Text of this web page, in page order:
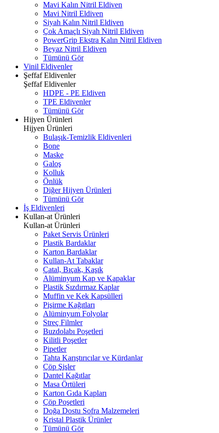
Mavi Kalın Nitril Eldiven
Mavi Nitril Eldiven
Siyah Kalın Nitril Eldiven
Çok Amaçlı Siyah Nitril Eldiven
PowerGrip Ekstra Kalın Nitril Eldiven
Beyaz Nitril Eldiven
Tümünü Gör
Vinil Eldivenler
Şeffaf Eldivenler
Şeffaf Eldivenler
HDPE - PE Eldiven
TPE Eldivenler
Tümünü Gör
Hijyen Ürünleri
Hijyen Ürünleri
Bulaşık-Temizlik Eldivenleri
Bone
Maske
Galoş
Kolluk
Önlük
Diğer Hijyen Ürünleri
Tümünü Gör
İş Eldivenleri
Kullan-at Ürünleri
Kullan-at Ürünleri
Paket Servis Ürünleri
Plastik Bardaklar
Karton Bardaklar
Kullan-At Tabaklar
Çatal, Bıçak, Kaşık
Alüminyum Kap ve Kapaklar
Plastik Sızdırmaz Kaplar
Muffin ve Kek Kapsülleri
Pişirme Kağıtları
Alüminyum Folyolar
Streç Filmler
Buzdolabı Poşetleri
Kilitli Poşetler
Pipetler
Tahta Karıştırıcılar ve Kürdanlar
Çöp Şişler
Dantel Kağıtlar
Masa Örtüleri
Karton Gıda Kapları
Çöp Poşetleri
Doğa Dostu Sofra Malzemeleri
Kristal Plastik Ürünler
Tümünü Gör